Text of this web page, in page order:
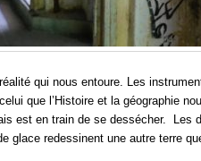
qui nous entoure. Les
que l’Histoire et la géographie
est en train de se dessécher. Les
glace redessinent une autre terre